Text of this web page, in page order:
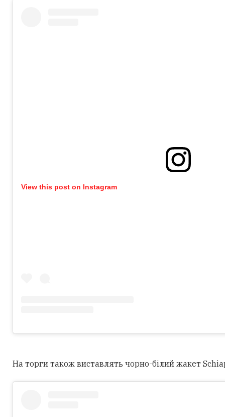
View this post on Instagram
На торги також виставлять чорно-білий жакет